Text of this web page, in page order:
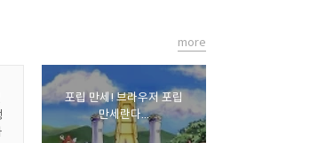
포립 만세! 브라우저 포립
만세란다...
more